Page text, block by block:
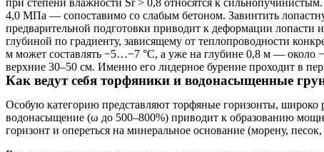
при степени влажности Sr > 0,8 относятся к
4,0 МПа — сопоставимо со слабым бетоном. Завинтить
предварительной подготовки приводит к деформации
глубиной по градиенту, зависящему от теплопроводности
м может составлять −5…−7 °C, а уже на глубине 0,8 м — около
верхние 30–50 см. Именно его лидерное бурение проходит в
Как ведут себя торфяники и водонасыщенные
Особую категорию представляют торфяные горизонты, широко
водонасыщение (ω до 500–800%) приводит к образованию
горизонт и опереться на минеральное основание (морену,